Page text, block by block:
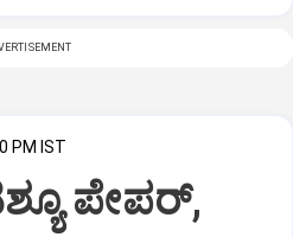
PM IST
ಪೇಪರ್‌,